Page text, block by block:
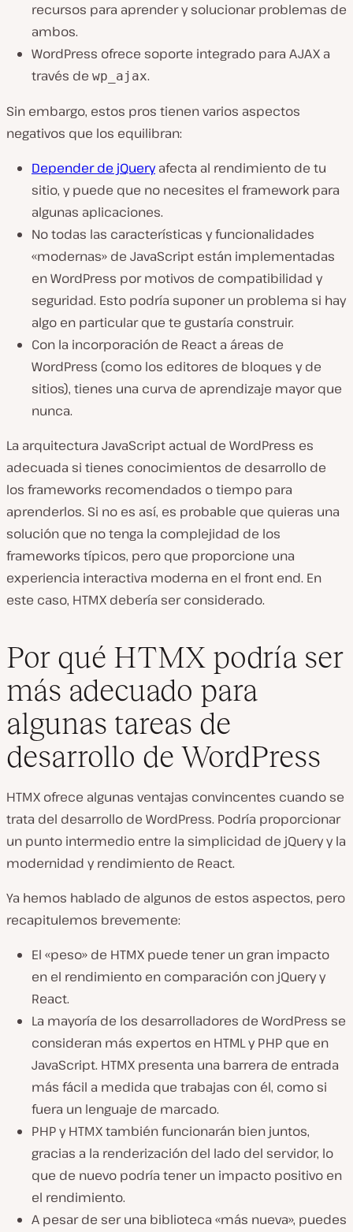
recursos para aprender y solucionar problemas de
ambos.
WordPress ofrece soporte integrado para AJAX a
través de wp_ajax.
Sin embargo, estos pros tienen varios aspectos
negativos que los equilibran:
Depender de jQueryafecta al rendimiento de tu
sitio, y puede que no necesites el framework para
algunas aplicaciones.
No todas las características y funcionalidades
«modernas» de JavaScript están implementadas
en WordPress por motivos de compatibilidad y
seguridad. Esto podría suponer un problema si hay
algo en particular que te gustaría construir.
Con la incorporación de React a áreas de
WordPress (como los editores de bloques y de
sitios), tienes una curva de aprendizaje mayor que
nunca.
La arquitectura JavaScript actual de WordPress es
adecuada si tienes conocimientos de desarrollo de
los frameworks recomendados o tiempo para
aprenderlos. Si no es así, es probable que quieras una
solución que no tenga la complejidad de los
frameworks típicos, pero que proporcione una
experiencia interactiva moderna en el front end. En
este caso, HTMX debería ser considerado.
Por qué HTMX podría ser
más adecuado para
algunas tareas de
desarrollo de WordPress
HTMX ofrece algunas ventajas convincentes cuando se
trata del desarrollo de WordPress. Podría proporcionar
un punto intermedio entre la simplicidad de jQuery y la
modernidad y rendimiento de React.
Ya hemos hablado de algunos de estos aspectos, pero
recapitulemos brevemente:
El «peso» de HTMX puede tener un gran impacto
en el rendimiento en comparación con jQuery y
React.
La mayoría de los desarrolladores de WordPress se
consideran más expertos en HTML y PHP que en
JavaScript. HTMX presenta una barrera de entrada
más fácil a medida que trabajas con él, como si
fuera un lenguaje de marcado.
PHP y HTMX también funcionarán bien juntos,
gracias a la renderización del lado del servidor, lo
que de nuevo podría tener un impacto positivo en
el rendimiento.
A pesar de ser una biblioteca «más nueva», puedes